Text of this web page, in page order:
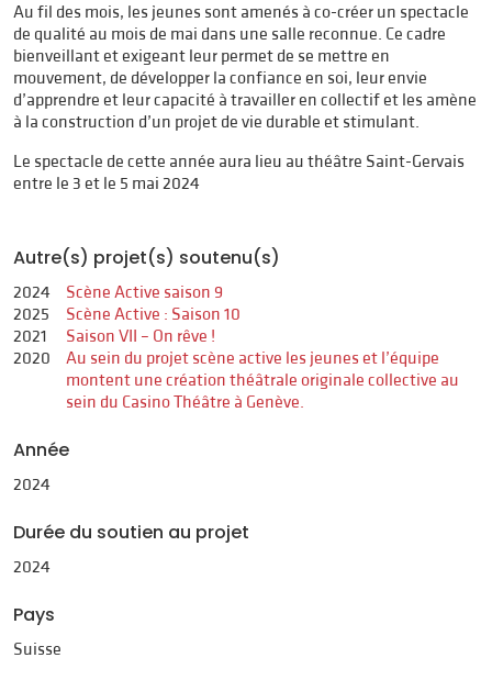
Au fil des mois, les jeunes sont amenés à co-créer un spectacle
de qualité au mois de mai dans une salle reconnue. Ce cadre
bienveillant et exigeant leur permet de se mettre en
mouvement, de développer la confiance en soi, leur envie
d’apprendre et leur capacité à travailler en collectif et les amène
à la construction d’un projet de vie durable et stimulant.
Le spectacle de cette année aura lieu au théâtre Saint-Gervais
entre le 3 et le 5 mai 2024
Autre(s) projet(s) soutenu(s)
2024
Scène Active saison 9
2025
Scène Active : Saison 10
2021
Saison VII – On rêve !
2020
Au sein du projet scène active les jeunes et l’équipe
montent une création théâtrale originale collective au
sein du Casino Théâtre à Genève.
Année
2024
Durée du soutien au projet
2024
Pays
Suisse